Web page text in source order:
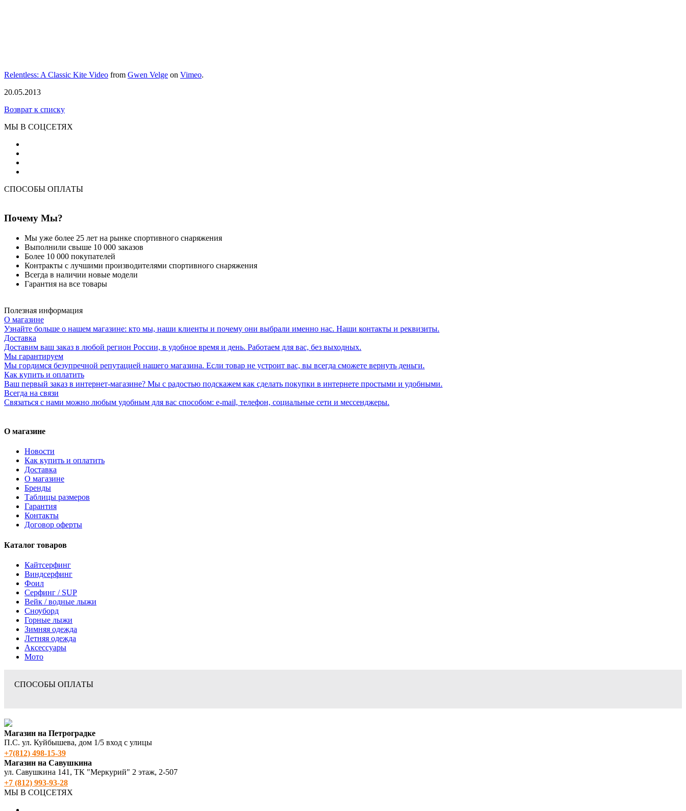
Relentless: A Classic Kite Video from Gwen Velge on Vimeo.
20.05.2013
Возврат к списку
МЫ В СОЦСЕТЯХ
СПОСОБЫ ОПЛАТЫ
Почему Мы?
Мы уже более 25 лет на рынке спортивного снаряжения
Выполнили свыше 10 000 заказов
Более 10 000 покупателей
Контракты с лучшими производителями спортивного снаряжения
Всегда в наличии новые модели
Гарантия на все товары
Полезная информация
О магазине
Узнайте больше о нашем магазине: кто мы, наши клиенты и почему они выбрали именно нас. Наши контакты и реквизиты.
Доставка
Доставим ваш заказ в любой регион России, в удобное время и день. Работаем для вас, без выходных.
Мы гарантируем
Мы гордимся безупречной репутацией нашего магазина. Если товар не устроит вас, вы всегда сможете вернуть деньги.
Как купить и оплатить
Ваш первый заказ в интернет-магазине? Мы с радостью подскажем как сделать покупки в интернете простыми и удобными.
Всегда на связи
Связаться с нами можно любым удобным для вас способом: e-mail, телефон, социальные сети и мессенджеры.
О магазине
Новости
Как купить и оплатить
Доставка
О магазине
Бренды
Таблицы размеров
Гарантия
Контакты
Договор оферты
Каталог товаров
Кайтсерфинг
Виндсерфинг
Фоил
Серфинг / SUP
Вейк / водные лыжи
Сноуборд
Горные лыжи
Зимняя одежда
Летняя одежда
Аксессуары
Мото
СПОСОБЫ ОПЛАТЫ
Магазин на Петроградке
П.С. ул. Куйбышева, дом 1/5 вход с улицы
+7(812) 498‑15-39
Магазин на Савушкина
ул. Савушкина 141, ТК "Меркурий" 2 этаж, 2-507
+7 (812) 993-93-28
МЫ В СОЦСЕТЯХ